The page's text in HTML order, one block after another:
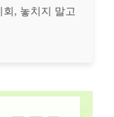
, 놓치지 말고